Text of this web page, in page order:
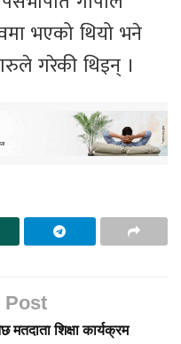
भएको थियो भने
गरेकी थिइन् ।
शिक्षा कार्यक्रम